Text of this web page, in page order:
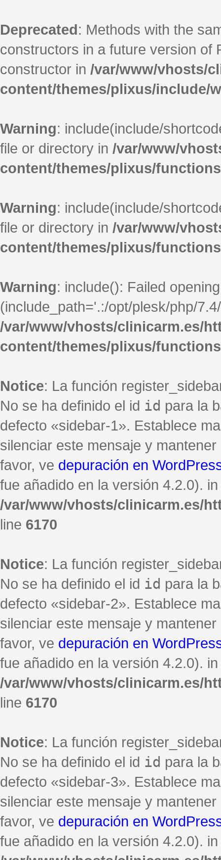
Deprecated: Methods with the
constructors in a future version of
constructor in /var/www/vhosts/
content/themes/plixus/include/
Warning: include(include/
file or directory in /var/www/
content/themes/plixus/
Warning: include(include/
file or directory in /var/www/
content/themes/plixus/
Warning: include(): Failed
(include_path='.:/opt/plesk/php/
/var/www/vhosts/clinicarm.es/
content/themes/plixus/
Notice: La función
No se ha definido el id id para la
defecto «sidebar-1». Establece
silenciar este mensaje y
favor, ve depuración en
fue añadido en la versión 4.2.0). in
/var/www/vhosts/clinicarm.es/
line 6170
Notice: La función
No se ha definido el id id para la
defecto «sidebar-2». Establece
silenciar este mensaje y
favor, ve depuración en
fue añadido en la versión 4.2.0). in
/var/www/vhosts/clinicarm.es/
line 6170
Notice: La función
No se ha definido el id id para la
defecto «sidebar-3». Establece
silenciar este mensaje y
favor, ve depuración en
fue añadido en la versión 4.2.0). in